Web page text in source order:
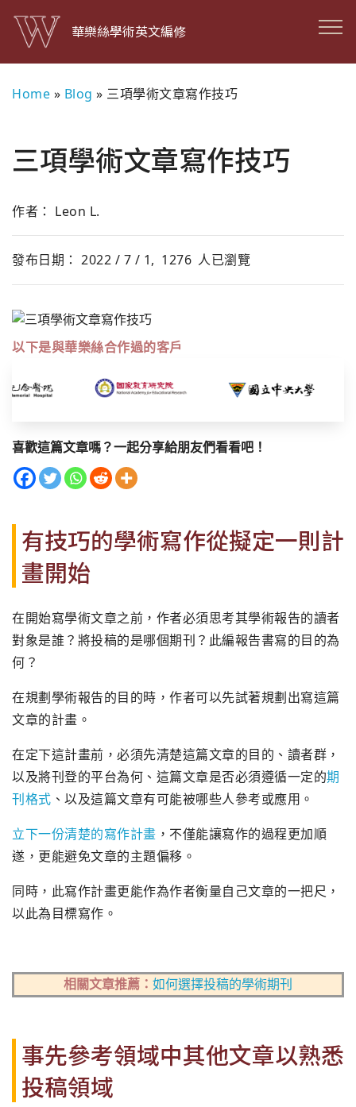
華樂絲學術英文編修
Home » Blog » 三項學術文章寫作技巧
三項學術文章寫作技巧
作者： Leon L.
發布日期： 2022 / 7 / 1, 1276 人已瀏覽
以下是與華樂絲合作過的客戶
喜歡這篇文章嗎？一起分享給朋友們看看吧！
有技巧的學術寫作從擬定一則計
畫開始
在開始寫學術文章之前，作者必須思考其學術報告的讀者
對象是誰？將投稿的是哪個期刊？此編報告書寫的目的為
何？
在規劃學術報告的目的時，作者可以先試著規劃出寫這篇
文章的計畫。
在定下這計畫前，必須先清楚這篇文章的目的、讀者群，
以及將刊登的平台為何、這篇文章是否必須遵循一定的期
刊格式 、以及這篇文章有可能被哪些人參考或應用。
立下一份清楚的寫作計畫 ，不僅能讓寫作的過程更加順
遂，更能避免文章的主題偏移。
同時，此寫作計畫更能作為作者衡量自己文章的一把尺，
以此為目標寫作。
相關文章推薦： 如何選擇投稿的學術期刊
事先參考領域中其他文章以熟悉
投稿領域